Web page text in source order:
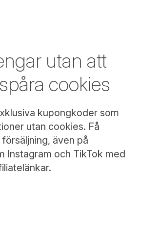
utan att
cookies
kupongkoder som
utan cookies. Få
även på
Instagram och TikTok med